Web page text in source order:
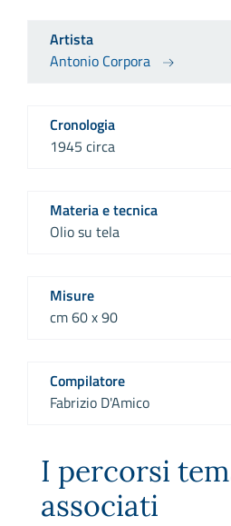
Artista
Antonio Corpora
Cronologia
1945 circa
Materia e tecnica
Olio su tela
Misure
cm 60 x 90
Compilatore
Fabrizio D'Amico
I percorsi
associati